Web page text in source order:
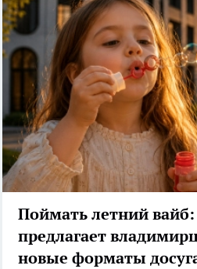
Поймать летний
предлагает
новые форматы